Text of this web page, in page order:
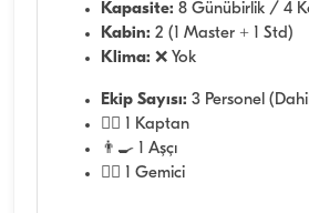
Kapasite: 8 Günübirlik / 4
Kabin: 2 (1 Master + 1 Std)
Klima: ❌ Yok
Ekip Sayısı: 3 Personel
👨‍✈️ 1 Kaptan
👨‍🍳 1 Aşçı
🧑‍✈️ 1 Gemici